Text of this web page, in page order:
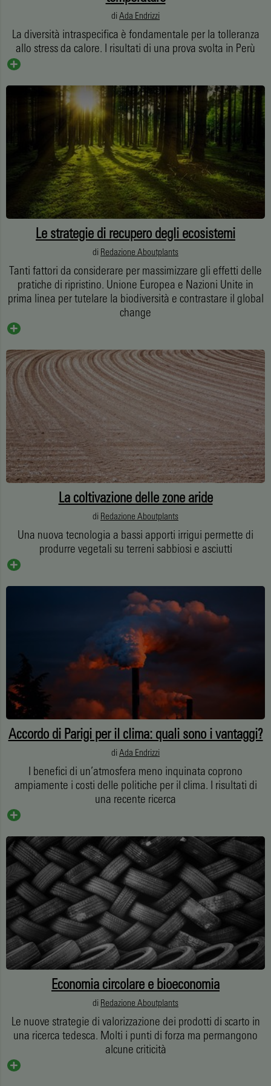
diAda Endrizzi
La diversità intraspecifica è fondamentale per la tolleranza
allo stress da calore. I risultati di una prova svolta in Perù
Le strategie di recupero degli ecosistemi
di Redazione Aboutplants
Tanti fattori da considerare per massimizzare gli effetti delle
pratiche di ripristino. Unione Europea e Nazioni Unite in
prima linea per tutelare la biodiversità e contrastare il global
change
La coltivazione delle zone aride
di Redazione Aboutplants
Una nuova tecnologia a bassi apporti irrigui permette di
produrre vegetali su terreni sabbiosi e asciutti
Accordo di Parigi per il clima: quali sono i vantaggi?
diAda Endrizzi
I benefici di un’atmosfera meno inquinata coprono
ampiamente i costi delle politiche per il clima. I risultati di
una recente ricerca
Economia circolare e bioeconomia
di Redazione Aboutplants
Le nuove strategie di valorizzazione dei prodotti di scarto in
una ricerca tedesca. Molti i punti di forza ma permangono
alcune criticità